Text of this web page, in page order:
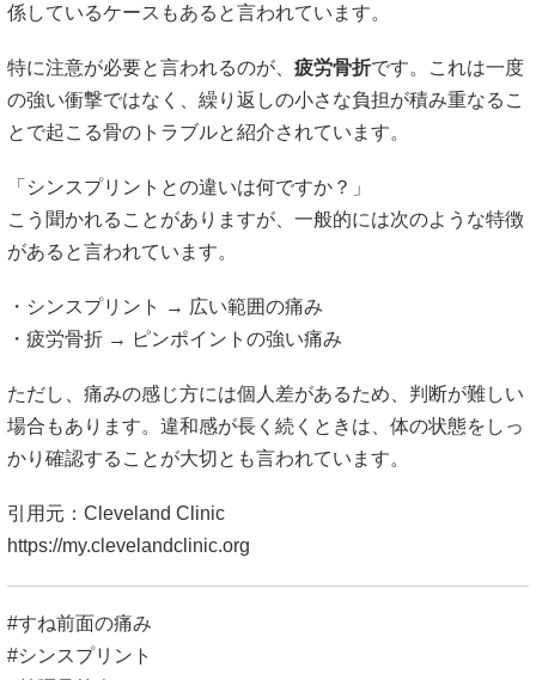
係しているケースもあると言われています。
特に注意が必要と言われるのが、 疲労骨折です。これは一度
の強い衝撃ではなく、繰り返しの小さな負担が積み重なるこ
とで起こる骨のトラブルと紹介されています。
「シンスプリントとの違いは何ですか？」
こう聞かれることがありますが、一般的には次のような特徴
があると言われています。
・シンスプリント → 広い範囲の痛み
・疲労骨折 → ピンポイントの強い痛み
ただし、痛みの感じ方には個人差があるため、判断が難しい
場合もあります。違和感が長く続くときは、体の状態をしっ
かり確認することが大切とも言われています。
引用元：Cleveland Clinic
https://my.clevelandclinic.org
#すね前面の痛み
#シンスプリント